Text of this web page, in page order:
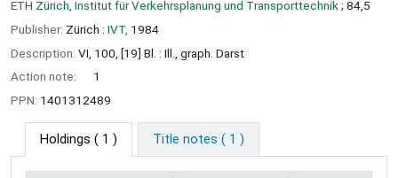
ETH Zürich, Institut für Verkehrsplanung und Transporttechnik ; 84,5
Publisher: Zürich : IVT, 1984
Description: VI, 100, [19] Bl. : Ill., graph. Darst
Action note:
1
PPN: 1401312489
Holdings ( 1 ) Title notes ( 1 )